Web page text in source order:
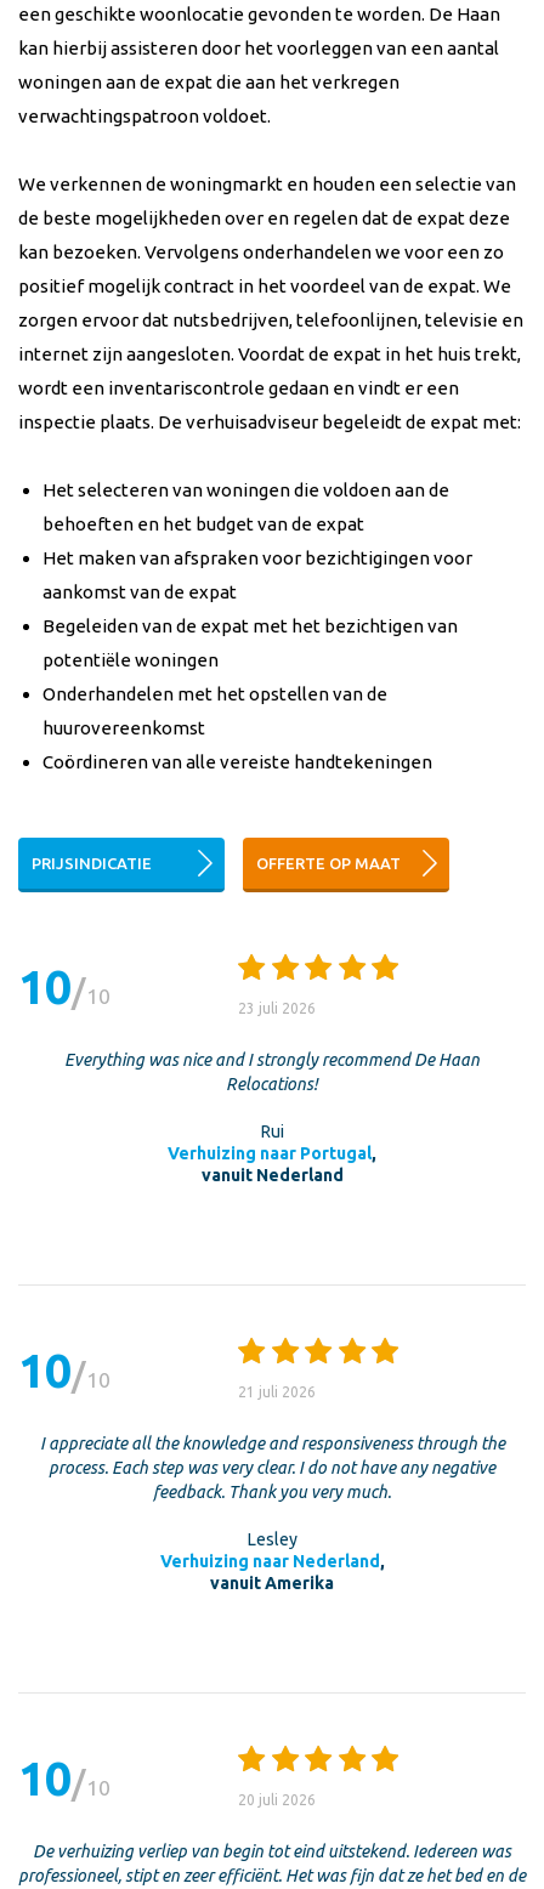
een geschikte woonlocatie gevonden te worden. De Haan
kan hierbij assisteren door het voorleggen van een aantal
woningen aan de expat die aan het verkregen
verwachtingspatroon voldoet.
We verkennen de woningmarkt en houden een selectie van
de beste mogelijkheden over en regelen dat de expat deze
kan bezoeken. Vervolgens onderhandelen we voor een zo
positief mogelijk contract in het voordeel van de expat. We
zorgen ervoor dat nutsbedrijven, telefoonlijnen, televisie en
internet zijn aangesloten. Voordat de expat in het huis trekt,
wordt een inventariscontrole gedaan en vindt er een
inspectie plaats. De verhuisadviseur begeleidt de expat met:
Het selecteren van woningen die voldoen aan de
behoeften en het budget van de expat
Het maken van afspraken voor bezichtigingen voor
aankomst van de expat
Begeleiden van de expat met het bezichtigen van
potentiële woningen
Onderhandelen met het opstellen van de
huurovereenkomst
Coördineren van alle vereiste handtekeningen
PRIJSINDICATIE OFFERTE OP MAAT
10 10
23 juli 2026
Everything was nice and I strongly recommend De Haan
Relocations!
Rui
Verhuizing naar Portugal,
vanuit Nederland
10 10
21 juli 2026
I appreciate all the knowledge and responsiveness through the
process. Each step was very clear. I do not have any negative
feedback. Thank you very much.
Lesley
Verhuizing naar Nederland ,
vanuit Amerika
10 10
20 juli 2026
De verhuizing verliep van begin tot eind uitstekend. Iedereen was
professioneel, stipt en zeer efficiënt. Het was fijn dat ze het bed en de